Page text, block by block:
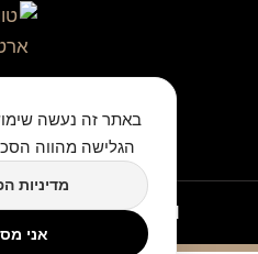
כתבו לנו
All Rights Reserved
באתר זה נעשה
הגלישה מהווה
מדיניות
אני